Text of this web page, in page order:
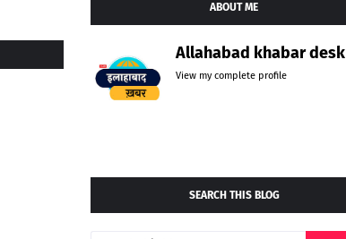
ABOUT ME
Allahabad khabar desk
View my complete profile
SEARCH THIS BLOG